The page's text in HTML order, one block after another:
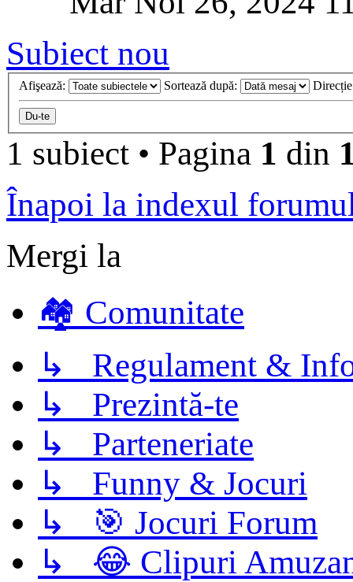
Subiect nou
Afişează: Sortează după:
1 subiect • Pagina 1 din
Înapoi la indexul
Mergi la
🏘️ Comunitate
↳ Regulament &
↳ Prezintă-te
↳ Parteneriate
↳ Funny & Jocuri
↳ 🎯 Jocuri Forum
↳ 😂 Clipuri